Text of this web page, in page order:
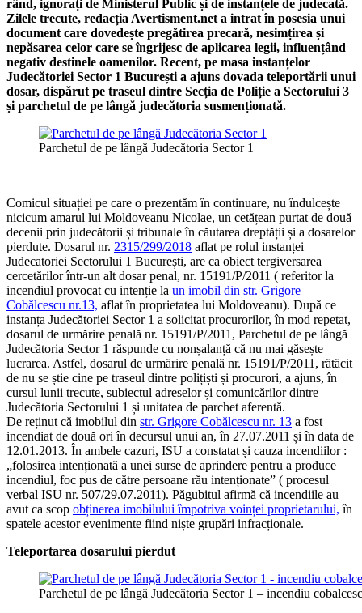
rând, ignorați de Ministerul Public și de instanțele de judecată.
Zilele trecute, redacția Avertisment.net a intrat în posesia unui
document care dovedește pregătirea precară, nesimțirea și
nepăsarea celor care se îngrijesc de aplicarea legii, influențând
negativ destinele oamenilor. Recent, pe masa instanțelor
Judecătoriei Sector 1 București a ajuns dovada teleportării unui
dosar, dispărut pe traseul dintre Secția de Poliție a Sectorului 3
și parchetul de pe lângă judecătoria susmenționată.
Parchetul de pe lângă Judecătoria Sector 1
Comicul situației pe care o prezentăm în continuare, nu îndulcește
nicicum amarul lui Moldoveanu Nicolae, un cetățean purtat de două
decenii prin judecătorii și tribunale în căutarea dreptății și a dosarelor
pierdute. Dosarul nr. 2315/299/2018 aflat pe rolul instanței
Judecatoriei Sectorului 1 București, are ca obiect tergiversarea
cercetărilor într-un alt dosar penal, nr. 15191/P/2011 ( referitor la
incendiul provocat cu intenție la un imobil din str. Grigore
Cobălcescu nr.13, aflat în proprietatea lui Moldoveanu). După ce
instanța Judecătoriei Sector 1 a solicitat procurorilor, în mod repetat,
dosarul de urmărire penală nr. 15191/P/2011, Parchetul de pe lângă
Judecătoria Sector 1 răspunde cu nonșalanță că nu mai găsește
lucrarea. Astfel, dosarul de urmărire penală nr. 15191/P/2011, rătăcit
de nu se știe cine pe traseul dintre polițiști și procurori, a ajuns, în
cursul lunii trecute, subiectul adreselor și comunicărilor dintre
Judecătoria Sectorului 1 și unitatea de parchet aferentă.
De reținut că imobilul din str. Grigore Cobălcescu nr. 13 a fost
incendiat de două ori în decursul unui an, în 27.07.2011 și în data de
12.01.2013. În ambele cazuri, ISU a constatat și cauza incendiilor :
„folosirea intenționată a unei surse de aprindere pentru a produce
incendiul, foc pus de către persoane rău intenționate” ( procesul
verbal ISU nr. 507/29.07.2011). Păgubitul afirmă că incendiile au
avut ca scop obținerea imobilului împotriva voinței proprietarului, în
spatele acestor evenimente fiind niște grupări infracționale.
Teleportarea dosarului pierdut
Parchetul de pe lângă Judecătoria Sector 1 – incendiu